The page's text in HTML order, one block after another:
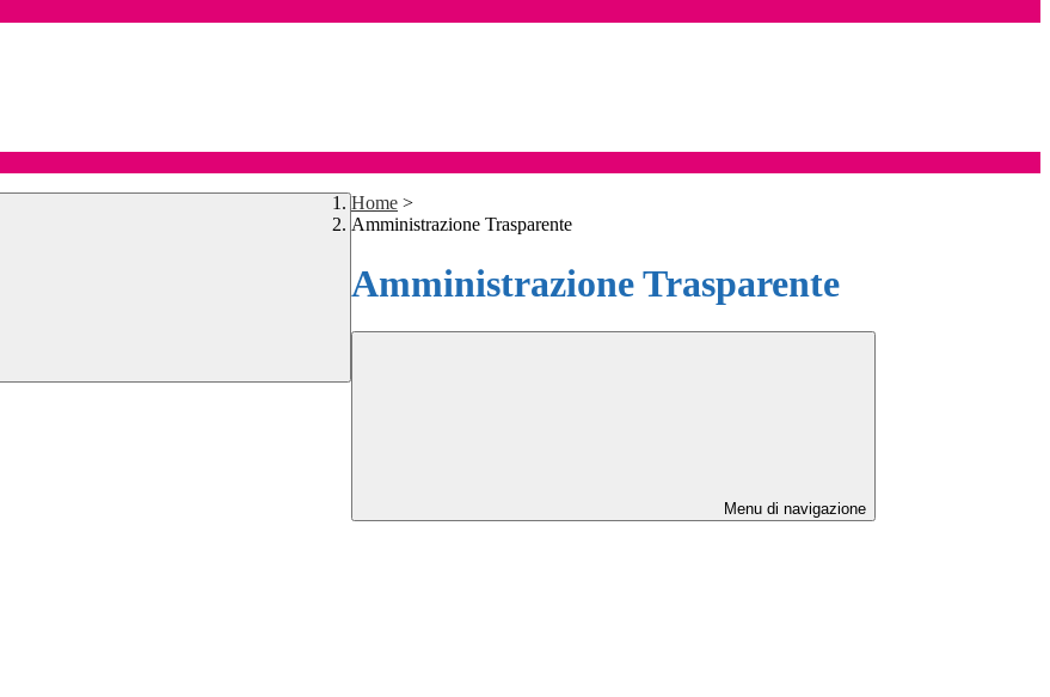
Home >
Amministrazione Trasparente
Amministrazione Trasparente
Menu di navigazione